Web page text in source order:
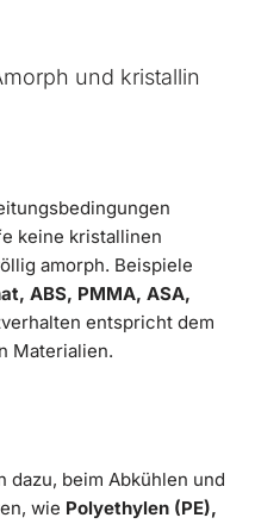
und kristallin
keine kristallinen
amorph. Beispiele
ABS, PMMA, ASA,
entspricht dem
Materialien.
dazu, beim Abkühlen und
wie Polyethylen (PE),